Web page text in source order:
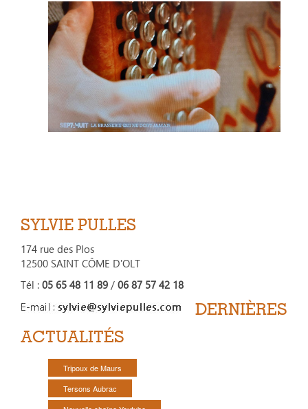
SYLVIE PULLES
174 rue des Plos
12500 SAINT CÔME D'OLT
Tél : 05 65 48 11 89 / 06 87 57 42 18
DERNIÈRES
ACTUALITÉS
Tripoux de Maurs
Tersons Aubrac